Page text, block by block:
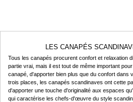
LES CANAPÉS
Tous les canapés procurent confort et relaxation
partie vrai, mais il est tout de même important
canapé, d'apporter bien plus que du confort dans
trois places, les canapés scandinaves ont cette
d'apporter une touche d'originalité aux espaces
qui caractérise les chefs-d'œuvre du style